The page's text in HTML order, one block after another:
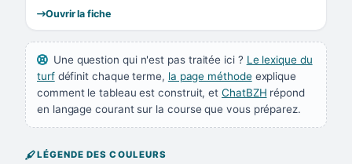
Ouvrir la fiche
Une question qui n'est pas traitée ici ? Le lexique du
turfdéfinit chaque terme, la page méthodeexplique
comment le tableau est construit, etChatBZH répond
en langage courant sur la course que vous préparez.
LÉGENDE DES COULEURS